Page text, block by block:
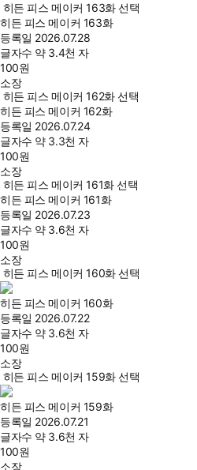
히든 피스 메이커 163화 선택
히든 피스 메이커 163화
등록일 2026.07.28
글자수 약 3.4천 자
100원
소장
히든 피스 메이커 162화 선택
히든 피스 메이커 162화
등록일 2026.07.24
글자수 약 3.3천 자
100원
소장
히든 피스 메이커 161화 선택
히든 피스 메이커 161화
등록일 2026.07.23
글자수 약 3.6천 자
100원
소장
히든 피스 메이커 160화 선택
히든 피스 메이커 160화
등록일 2026.07.22
글자수 약 3.6천 자
100원
소장
히든 피스 메이커 159화 선택
히든 피스 메이커 159화
등록일 2026.07.21
글자수 약 3.6천 자
100원
소장